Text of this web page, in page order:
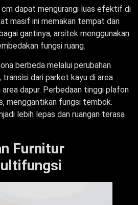
dapat mengurangi luas efektif di
masif ini memakan tempat dan
gantinya, arsitek menggunakan
fungsi ruang.
berbeda melalui perubahan
dari parket kayu di area
dapur. Perbedaan tinggi plafon
menggantikan fungsi tembok.
lebih lepas dan ruangan terasa
Furnitur